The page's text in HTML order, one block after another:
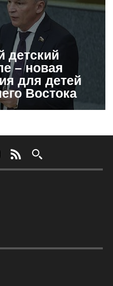
детский
– новая
для детей
Востока